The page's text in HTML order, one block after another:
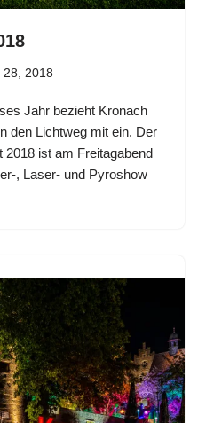
28, 2018
Jahr bezieht Kronach
den Lichtweg mit ein. Der
ist am Freitagabend
, Laser- und Pyroshow